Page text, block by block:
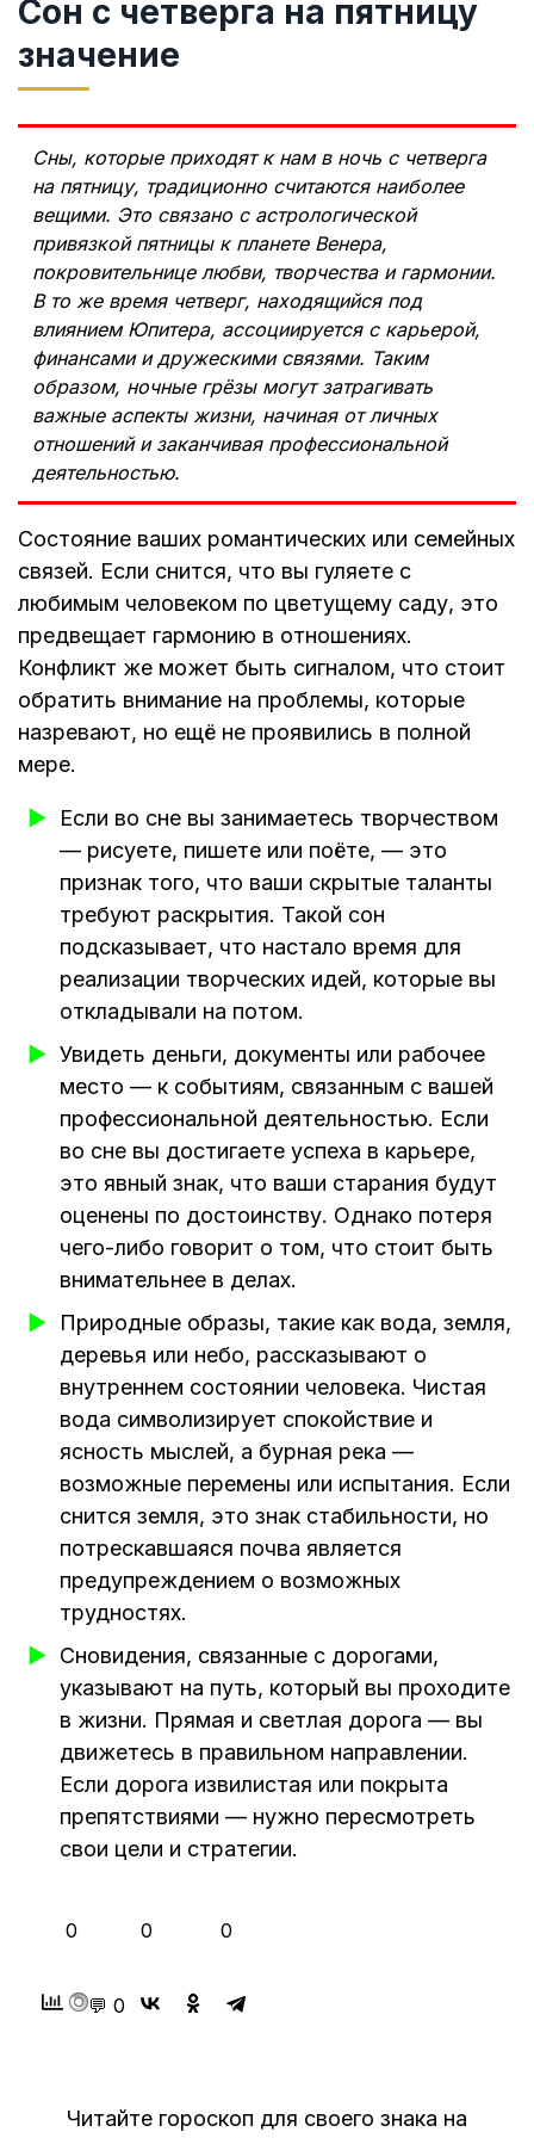
Сон с четверга на пятницу
значение
Сны, которые приходят к нам в ночь с четверга
на пятницу, традиционно считаются наиболее
вещими. Это связано с астрологической
привязкой пятницы к планете Венера,
покровительнице любви, творчества и гармонии.
В то же время четверг, находящийся под
влиянием Юпитера, ассоциируется с карьерой,
финансами и дружескими связями. Таким
образом, ночные грёзы могут затрагивать
важные аспекты жизни, начиная от личных
отношений и заканчивая профессиональной
деятельностью.
Состояние ваших романтических или семейных
связей. Если снится, что вы гуляете с
любимым человеком по цветущему саду, это
предвещает гармонию в отношениях.
Конфликт же может быть сигналом, что стоит
обратить внимание на проблемы, которые
назревают, но ещё не проявились в полной
мере.
Если во сне вы занимаетесь творчеством
— рисуете, пишете или поёте, — это
признак того, что ваши скрытые таланты
требуют раскрытия. Такой сон
подсказывает, что настало время для
реализации творческих идей, которые вы
откладывали на потом.
Увидеть деньги, документы или рабочее
место — к событиям, связанным с вашей
профессиональной деятельностью. Если
во сне вы достигаете успеха в карьере,
это явный знак, что ваши старания будут
оценены по достоинству. Однако потеря
чего-либо говорит о том, что стоит быть
внимательнее в делах.
Природные образы, такие как вода, земля,
деревья или небо, рассказывают о
внутреннем состоянии человека. Чистая
вода символизирует спокойствие и
ясность мыслей, а бурная река —
возможные перемены или испытания. Если
снится земля, это знак стабильности, но
потрескавшаяся почва является
предупреждением о возможных
трудностях.
Сновидения, связанные с дорогами,
указывают на путь, который вы проходите
в жизни. Прямая и светлая дорога — вы
движетесь в правильном направлении.
Если дорога извилистая или покрыта
препятствиями — нужно пересмотреть
свои цели и стратегии.
0 0 0
💬 0
Читайте гороскоп для своего знака на